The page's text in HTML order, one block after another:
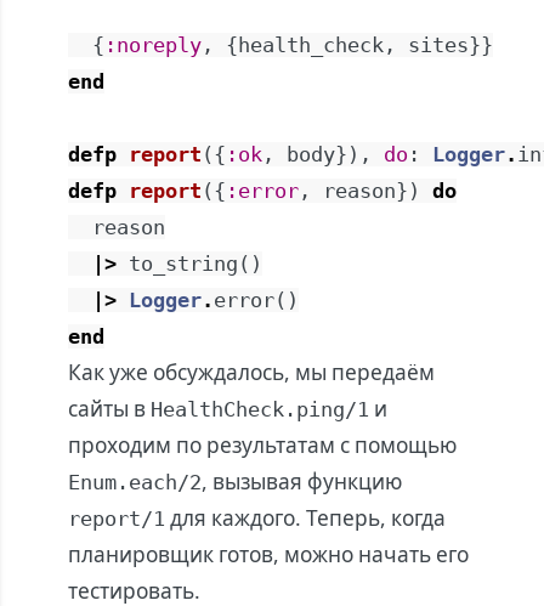
{ :noreply , { health_check , sites}}
end
defp report ( { :ok , body} ) , do : Logger.
defp report ( { :error , reason} )
do
reason
|> to_string ( )
|> Logger. error( )
end
Как уже обсуждалось, мы передаём
сайты в HealthCheck.ping/1 и
проходим по результатам с помощью
Enum.each/2, вызывая функцию
report/1 для каждого. Теперь, когда
планировщик готов, можно начать его
тестировать.